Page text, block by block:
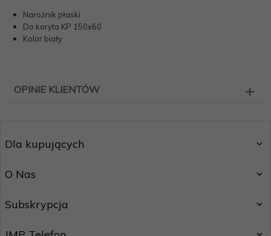
Narożnik płaski
Do koryta KP 150x60
Kolor biały
OPINIE KLIENTÓW
Dla kupujących
O Nas
Subskrypcja